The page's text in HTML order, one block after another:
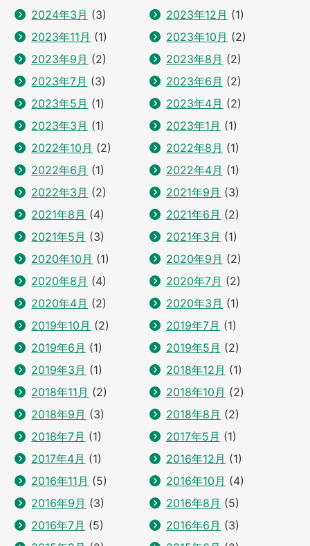
2024年3月 (3) 2023年12月 (1)
2023年11月 (1) 2023年10月 (2)
2023年9月 (2) 2023年8月 (2)
2023年7月 (3) 2023年6月 (2)
2023年5月 (1) 2023年4月 (2)
2023年3月 (1) 2023年1月 (1)
2022年10月 (2) 2022年8月 (1)
2022年6月 (1) 2022年4月 (1)
2022年3月 (2) 2021年9月 (3)
2021年8月 (4) 2021年6月 (2)
2021年5月 (3) 2021年3月 (1)
2020年10月 (1) 2020年9月 (2)
2020年8月 (4) 2020年7月 (2)
2020年4月 (2) 2020年3月 (1)
2019年10月 (2) 2019年7月 (1)
2019年6月 (1) 2019年5月 (2)
2019年3月 (1) 2018年12月 (1)
2018年11月 (2) 2018年10月 (2)
2018年9月 (3) 2018年8月 (2)
2018年7月 (1) 2017年5月 (1)
2017年4月 (1) 2016年12月 (1)
2016年11月 (5) 2016年10月 (4)
2016年9月 (3) 2016年8月 (5)
2016年7月 (5) 2016年6月 (3)